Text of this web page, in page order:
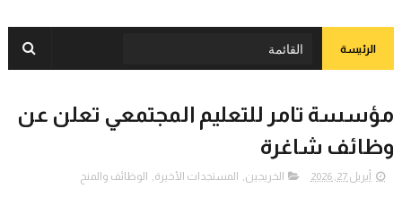
الرئيسة
مؤسسة تامر للتعليم المجتمعي تعلن عن
وظائف شاغرة
أبريل 27, 2026 الخريجين, المستجدات الأخيرة, الوظائف والمنح